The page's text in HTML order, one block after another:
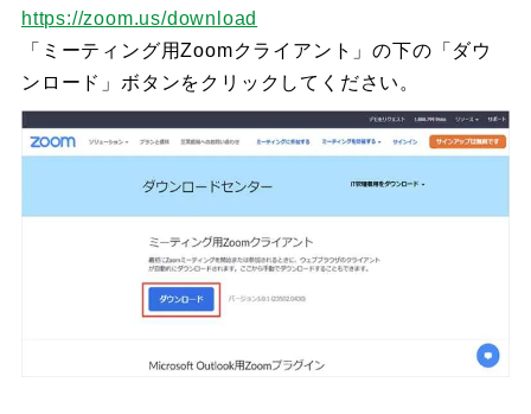
https://zoom.us/download
「ミーティング用Zoomクライアント」の下の「ダウ
ンロード」ボタンをクリックしてください。